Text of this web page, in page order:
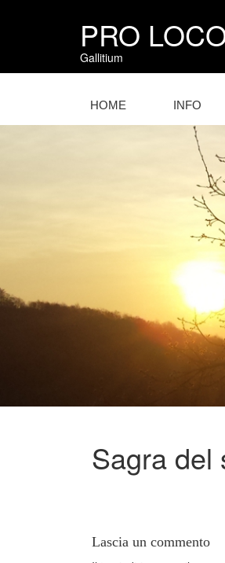
PRO
Gallitium
HOME INFO
Sagra del
Lascia un commento